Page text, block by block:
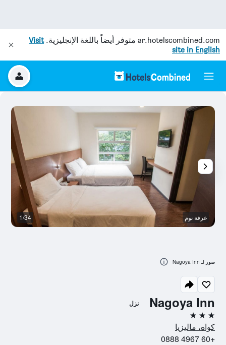
ar.hotelscombined.com متوفر أيضاً باللغة الإنجليزية.Visit
site in English
Nagoya Inn نزل
3 نجوم
كواه، ماليزيا
+60 4967 0888
غرفة نوم 1/34
صور لـ Nagoya Inn